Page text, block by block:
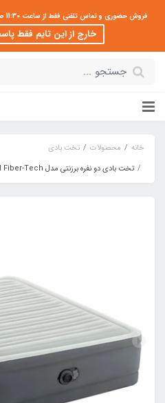
فروش حضوری و تماس تلفنی فقط از ساعت 11:30 صبح تا 2 عصر و 3 تا 8 شب امکان پذیر است
خارج از این تایم فقط
خانه محصولات
تخت بادی
تخت بادی دو نفره برزنتی مدل PremAire Airbed Fiber-Tech تولید 202۳